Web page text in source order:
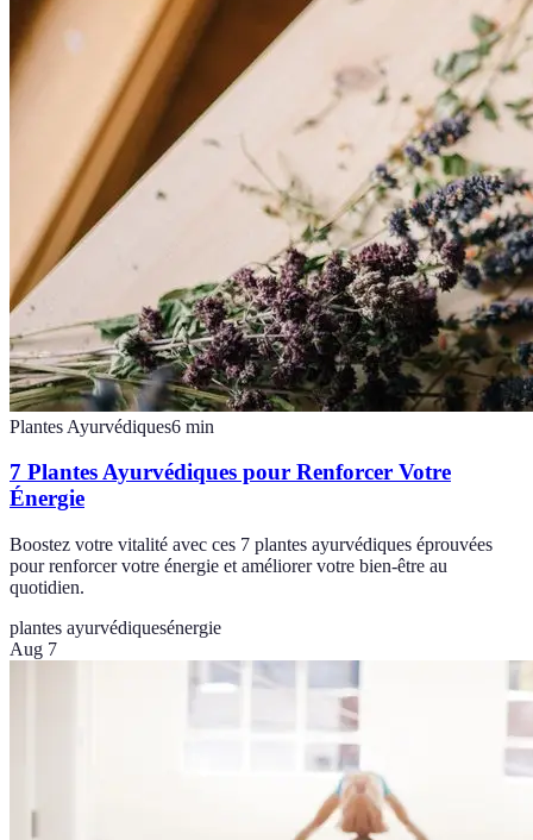
Plantes Ayurvédiques6 min
7 Plantes Ayurvédiques pour Renforcer Votre
Énergie
Boostez votre vitalité avec ces 7 plantes ayurvédiques éprouvées
pour renforcer votre énergie et améliorer votre bien-être au
quotidien.
plantes ayurvédiquesénergie
Aug 7